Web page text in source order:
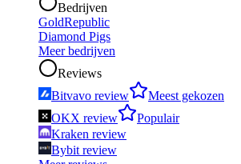
Bedrijven
GoldRepublic
Diamond Pigs
Meer bedrijven
Reviews
Bitvavo review
Meest gekozen
OKX review
Populair
Kraken review
Bybit review